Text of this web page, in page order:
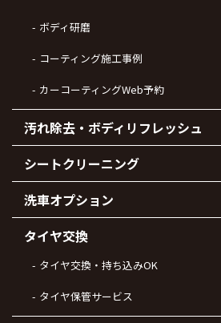
ボディ研磨
コーティング施工事例
カーコーティングWeb予約
汚れ除去・ボディリフレッシュ
シートクリーニング
洗車オプション
タイヤ交換
タイヤ交換・持ち込みOK
タイヤ保管サービス